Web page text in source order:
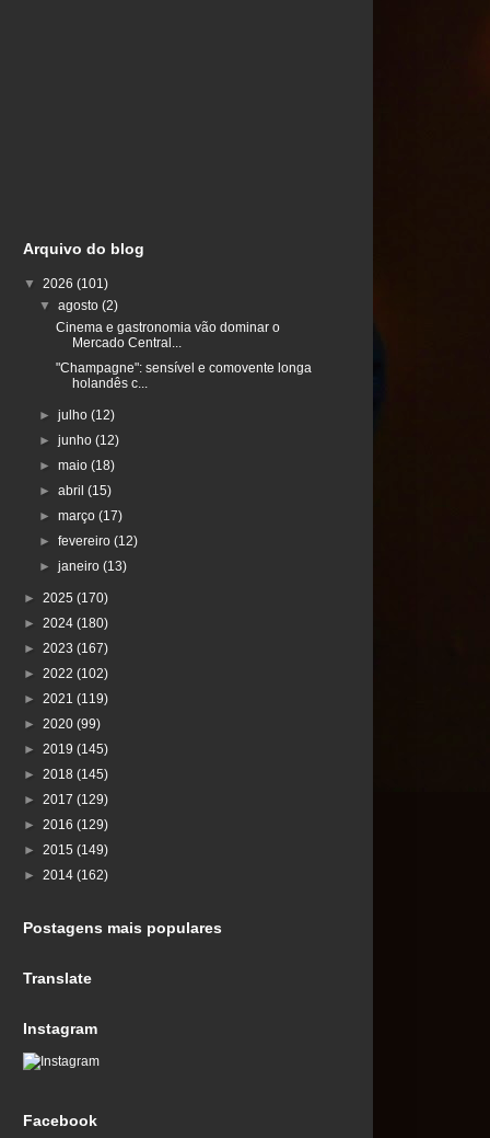
Arquivo do blog
▼ 2026 (101)
▼agosto(2)
Cinema e gastronomia vão dominar o
Mercado Central...
"Champagne": sensível e comovente longa
holandês c...
►julho(12)
►junho(12)
►maio(18)
►abril(15)
►março(17)
►fevereiro(12)
►janeiro(13)
► 2025 (170)
► 2024 (180)
► 2023 (167)
► 2022 (102)
► 2021 (119)
► 2020 (99)
► 2019 (145)
► 2018 (145)
► 2017 (129)
► 2016 (129)
► 2015 (149)
► 2014 (162)
Postagens mais populares
Translate
Instagram
Facebook